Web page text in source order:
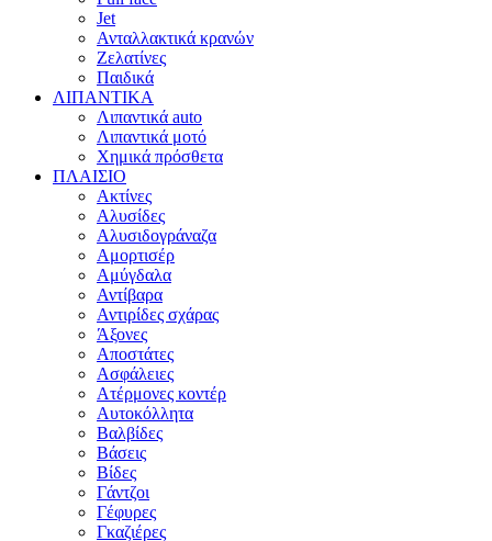
Jet
Ανταλλακτικά κρανών
Ζελατίνες
Παιδικά
ΛΙΠΑΝΤΙΚΑ
Λιπαντικά auto
Λιπαντικά μοτό
Χημικά πρόσθετα
ΠΛΑΙΣΙΟ
Ακτίνες
Αλυσίδες
Αλυσιδογράναζα
Αμορτισέρ
Αμύγδαλα
Αντίβαρα
Αντιρίδες σχάρας
Άξονες
Αποστάτες
Ασφάλειες
Ατέρμονες κοντέρ
Αυτοκόλλητα
Βαλβίδες
Βάσεις
Βίδες
Γάντζοι
Γέφυρες
Γκαζιέρες